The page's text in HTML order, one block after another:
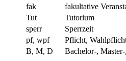
fak
fakultative
Tut
Tutorium
sperr
Sperrzeit
pf, wpf
Pflicht,
B, M, D
Bachelor-,